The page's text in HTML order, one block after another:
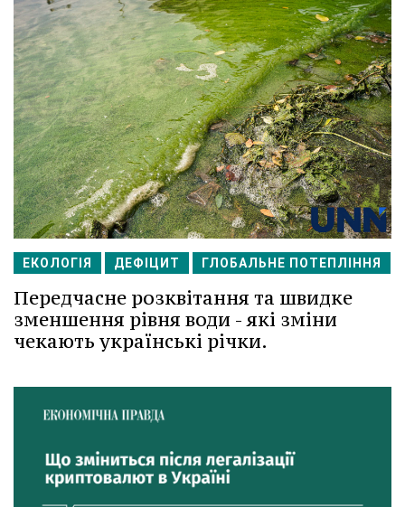
ЕКОЛОГІЯ ДЕФІЦИТ ГЛОБАЛЬНЕ ПОТЕПЛІННЯ
Передчасне розквітання та швидке
зменшення рівня води - які зміни
чекають українські річки.